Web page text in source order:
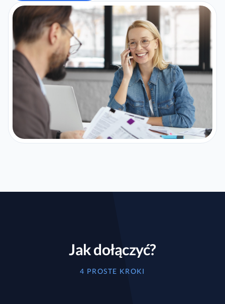
Jak dołączyć?
4 PROSTE KROKI